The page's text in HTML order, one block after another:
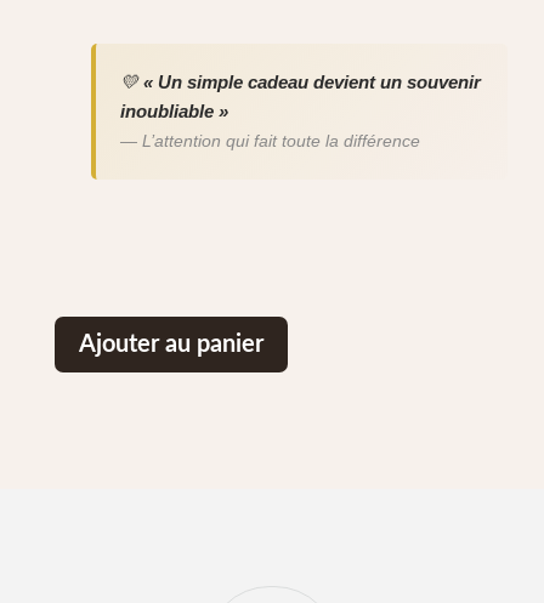
💛« Un simple cadeau devient un souvenir
inoubliable »
— L’attention qui fait toute la différence
Ajouter au panier